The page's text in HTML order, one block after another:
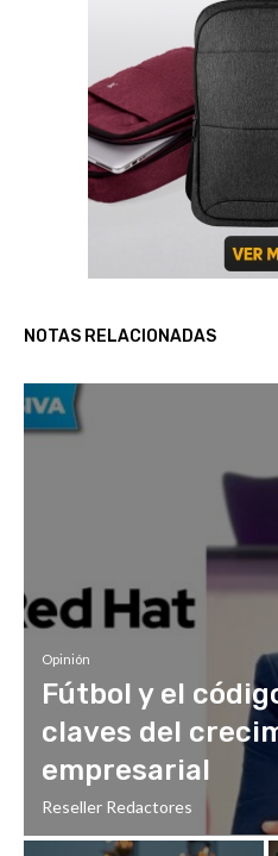
NOTAS RELACIONADAS
Opinión
Fútbol y el
claves del
empresarial
Reseller Redactores